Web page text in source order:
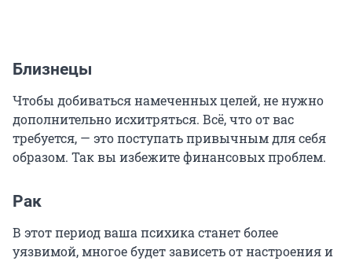
Близнецы
Чтобы добиваться намеченных целей, не нужно
дополнительно исхитряться. Всё, что от вас
требуется, — это поступать привычным для себя
образом. Так вы избежите финансовых проблем.
Рак
В этот период ваша психика станет более
уязвимой, многое будет зависеть от настроения и